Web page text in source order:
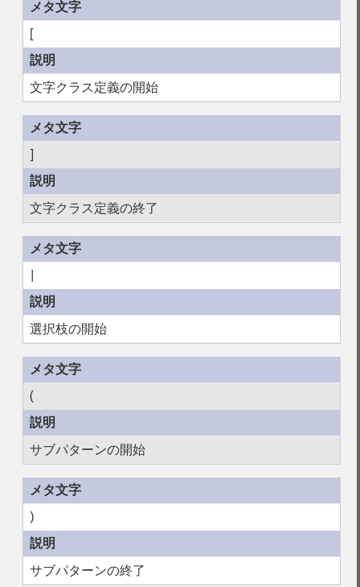
[
文字クラス定義の開始
]
文字クラス定義の終了
選択枝の開始
(
サブパターンの開始
)
サブパターンの終了